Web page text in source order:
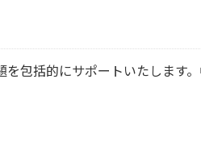
包括的にサポートいたします